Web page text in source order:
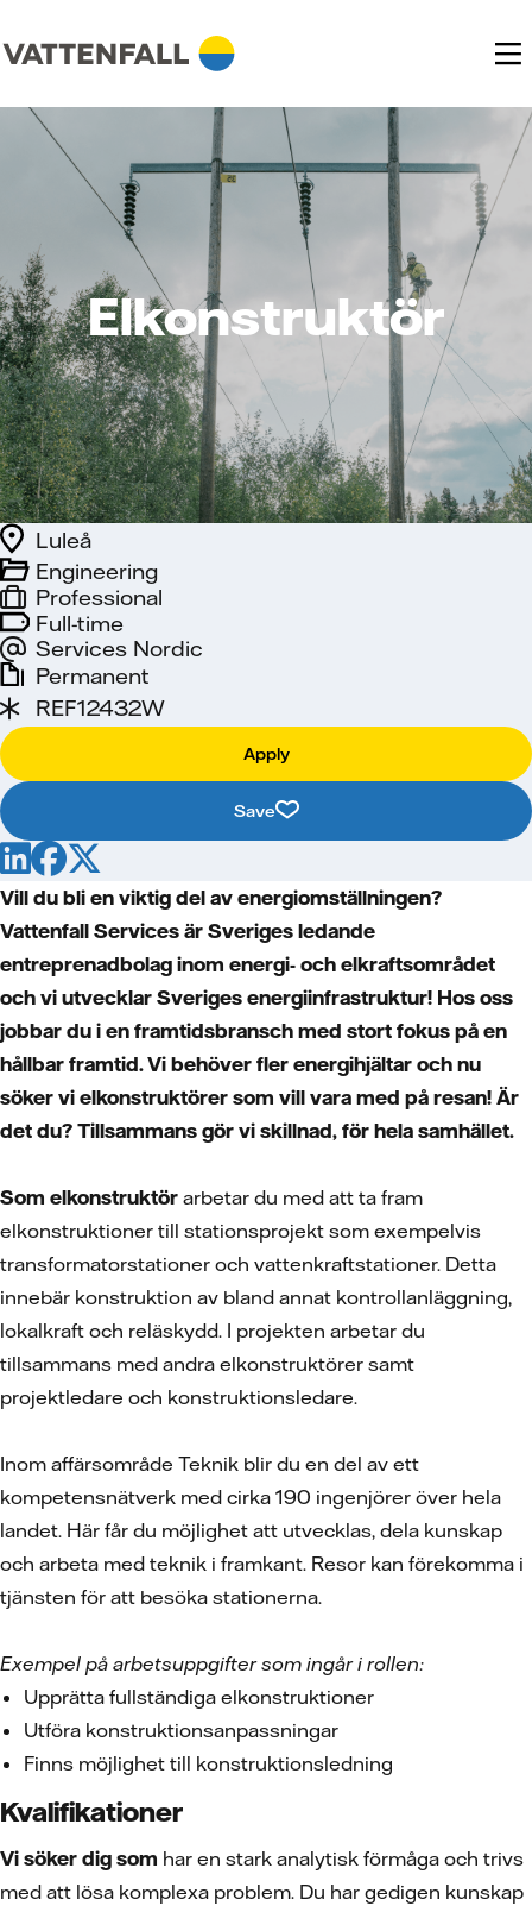
Elkonstruktör
Full-time
Services Nordic
Engineering
Luleå
Professional
Permanent
REF12432W
Apply
Save
Vill du bli en viktig del av energiomställningen?
Vattenfall Services är Sveriges ledande
entreprenadbolag inom energi- och elkraftsområdet
och vi utvecklar Sveriges energiinfrastruktur! Hos oss
jobbar du i en framtidsbransch med stort fokus på en
hållbar framtid. Vi behöver fler energihjältar och nu
söker vi elkonstruktörer som vill vara med på resan! Är
det du? Tillsammans gör vi skillnad, för hela samhället.
Som elkonstruktör arbetar du med att ta fram
elkonstruktioner till stationsprojekt som exempelvis
transformatorstationer och vattenkraftstationer. Detta
innebär konstruktion av bland annat kontrollanläggning,
lokalkraft och reläskydd. I projekten arbetar du
tillsammans med andra elkonstruktörer samt
projektledare och konstruktionsledare.
Inom affärsområde Teknik blir du en del av ett
kompetensnätverk med cirka 190 ingenjörer över hela
landet. Här får du möjlighet att utvecklas, dela kunskap
och arbeta med teknik i framkant. Resor kan förekomma i
tjänsten för att besöka stationerna.
Exempel på arbetsuppgifter som ingår i rollen:
Upprätta fullständiga elkonstruktioner
Utföra konstruktionsanpassningar
Finns möjlighet till konstruktionsledning
Kvalifikationer
Vi söker dig som har en stark analytisk förmåga och trivs
med att lösa komplexa problem. Du har gedigen kunskap